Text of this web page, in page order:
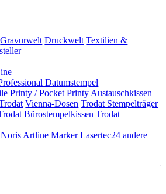
Gravurwelt Druckwelt Textilien &
Datumstempel
Printy / Pocket Printy Austauschkissen
Vienna-Dosen Trodat Stempelträger
Bürostempelkissen Trodat
Noris Artline Marker Lasertec24 andere